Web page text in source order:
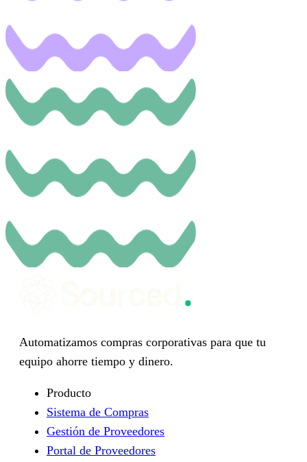
Automatizamos compras corporativas para que tu
equipo ahorre tiempo y dinero.
Producto
Sistema de Compras
Gestión de Proveedores
Portal de Proveedores